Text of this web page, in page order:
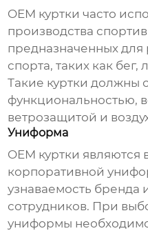
OEM куртки часто
производства
предназначенных
спорта, таких как
Такие куртки должны
функциональностью,
ветрозащитой и
Униформа
OEM куртки являются
корпоративной
узнаваемость бренда
сотрудников. При
униформы